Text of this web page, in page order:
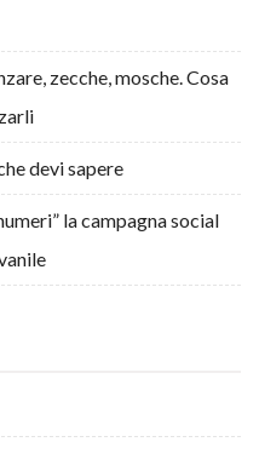
zecche, mosche. Cosa
devi sapere
la campagna social